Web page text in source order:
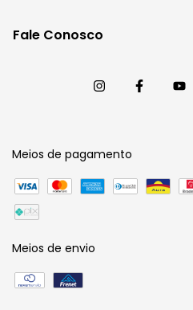
Fale Conosco
Meios de pagamento
Meios de envio